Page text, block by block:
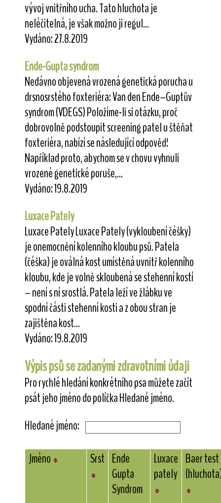
vývoj vnitřního ucha. Tato hluchota je
neléčitelná, je však možno ji regul...
Vydáno: 27.8.2019
Ende-Gupta syndrom
Nedávno objevená vrozená genetická porucha u
drsnosrstého foxteriéra: Van den Ende–Guptův
syndrom (VDEGS) Položíme-li si otázku, proč
dobrovolně podstoupit screening patel u štěňat
foxteriéra, nabízí se následující odpověď:
Například proto, abychom se v chovu vyhnuli
vrozené genetické poruše,...
Vydáno: 19.8.2019
Luxace Pately
Luxace Pately Luxace Pately (vykloubení čéšky)
je onemocnění kolenního kloubu psů. Patela
(čéška) je oválná kost umístěná uvnitř kolenního
kloubu, kde je volně skloubená se stehenní kostí
– není s ní srostlá. Patela leží ve žlábku ve
spodní části stehenní kosti a z obou stran je
zajištěna kost...
Vydáno: 19.8.2019
Výpis psů se zadanými zdravotními údaji
Pro rychlé hledání konkrétního psa můžete začít
psát jeho jméno do políčka Hledané jméno.
Hledané jméno:
Jméno
Srst Ende
Gupta
Syndrom
Luxace
pately
Baer test